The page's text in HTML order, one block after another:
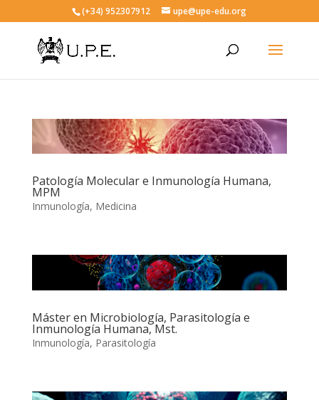
(+34) 952307912 upe@upe-edu.org
Patología Molecular e Inmunología Humana,
MPM
Inmunología, Medicina
Máster en Microbiología, Parasitología e
Inmunología Humana, Mst.
Inmunología, Parasitología